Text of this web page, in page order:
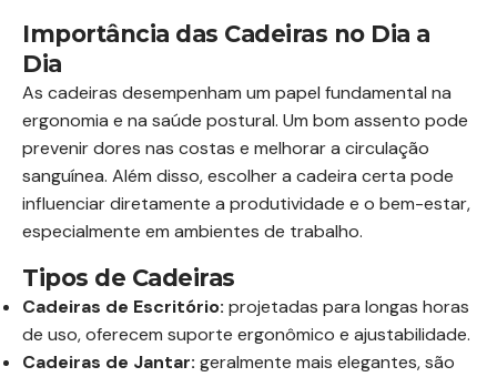
Importância das Cadeiras no Dia a
Dia
As cadeiras desempenham um papel fundamental na
ergonomia e na saúde postural. Um bom assento pode
prevenir dores nas costas e melhorar a circulação
sanguínea. Além disso, escolher a cadeira certa pode
influenciar diretamente a produtividade e o bem-estar,
especialmente em ambientes de trabalho.
Tipos de Cadeiras
Cadeiras de Escritório: projetadas para longas horas
de uso, oferecem suporte ergonômico e ajustabilidade.
Cadeiras de Jantar: geralmente mais elegantes, são